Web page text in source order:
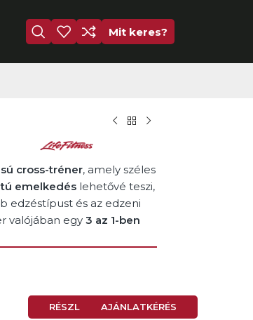
Mit keres?
cross-tréner, amely széles
emelkedéslehetővé teszi,
edzéstípust és az edzeni
valójában egy 3 az 1-ben
RÉSZLETEKAJÁNLATKÉRÉS